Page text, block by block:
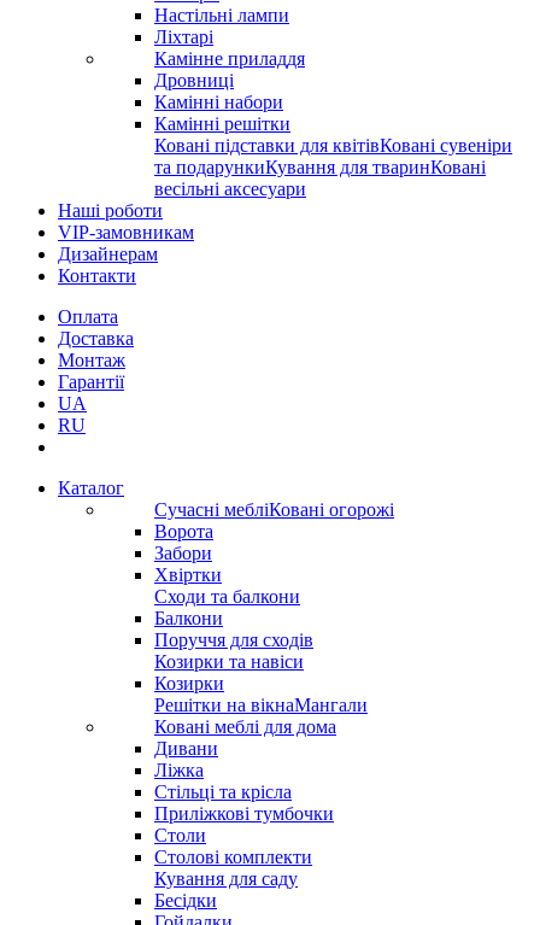
Настільні лампи
Ліхтарі
Камінне приладдя
Дровниці
Камінні набори
Камінні решітки
Ковані підставки для квітівКовані сувеніри
та подарункиКування для тваринКовані
весільні аксесуари
Наші роботи
VIP-замовникам
Дизайнерам
Контакти
Оплата
Доставка
Монтаж
Гарантії
UA
RU
Каталог
Сучасні мебліКовані огорожі
Ворота
Забори
Хвіртки
Сходи та балкони
Балкони
Поруччя для сходів
Козирки та навіси
Козирки
Решітки на вікнаМангали
Ковані меблі для дома
Дивани
Ліжка
Стільці та крісла
Приліжкові тумбочки
Столи
Столові комплекти
Кування для саду
Бесідки